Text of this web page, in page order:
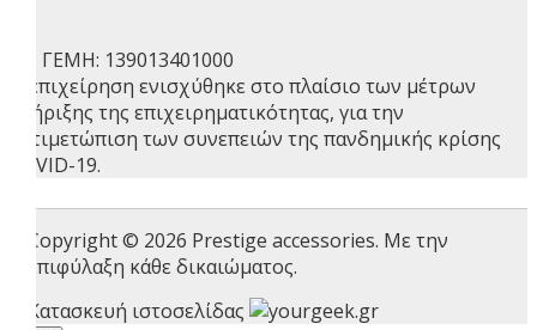
ΑΡ. ΓΕΜΗ: 139013401000
Η επιχείρηση ενισχύθηκε στο πλαίσιο των μέτρων
στήριξης της επιχειρηματικότητας, για την
αντιμετώπιση των συνεπειών της πανδημικής κρίσης
COVID-19.
Copyright © 2026 Prestige accessories. Με την
επιφύλαξη κάθε δικαιώματος.
Κατασκευή ιστοσελίδας